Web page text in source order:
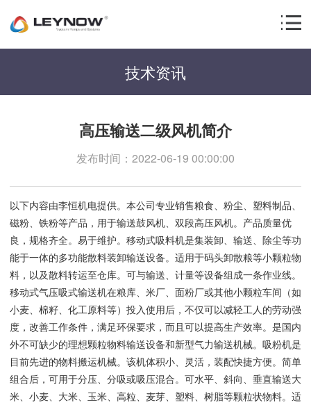
技术资讯
高压输送二级风机简介
发布时间：2022-06-19 00:00:00
以下内容由李恒机电提供。本公司专业销售粮食、粉尘、塑料制品、
磁粉、铁粉等产品，用于输送鼓风机、双段高压风机。产品质量优
良，规格齐全。易于维护。移动式吸料机是集装卸、输送、除尘等功
能于一体的多功能散料装卸输送设备。适用于码头卸散粮等小颗粒物
料，以及散料转运至仓库。可与输送、计量等设备组成一条作业线。
移动式气压吸式输送机在粮库、米厂、面粉厂或其他小颗粒车间（如
小麦、棉籽、化工原料等）投入使用后，不仅可以减轻工人的劳动强
度，改善工作条件，满足环保要求，而且可以提高生产效率。是国内
外不可缺少的理想颗粒物料输送设备和新型气力输送机械。吸粉机是
目前先进的物料搬运机械。该机体积小、灵活，装配快捷方便。简单
组合后，可用于分压、分吸或吸压混合。可水平、斜向、垂直输送大
米、小麦、大米、玉米、高粒、麦芽、塑料、树脂等颗粒状物料。适